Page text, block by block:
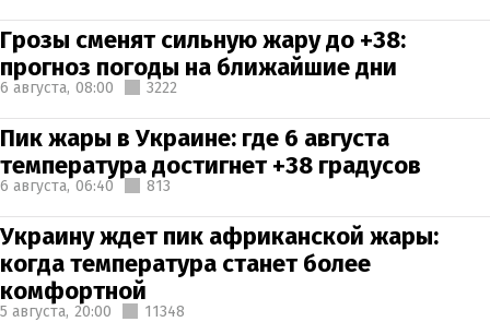
Грозы сменят сильную жару до +38:
прогноз погоды на ближайшие дни
6 августа, 08:00 3222
Пик жары в Украине: где 6 августа
температура достигнет +38 градусов
6 августа, 06:40 813
Украину ждет пик африканской жары:
когда температура станет более
комфортной
5 августа, 20:00 11348